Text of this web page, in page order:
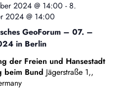
GeoForum – 07. –
in Berlin
2024 @ 14:00 - 8.
2024 @ 14:00
der Freien und Hansestadt
beim Bund Jägerstraße 1,,